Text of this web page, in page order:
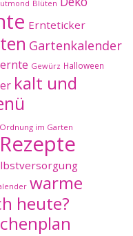
Blüten
Ernteticker
Gartenkalender
Gewürz Halloween
kalt und
Ordnung im Garten
Rezepte
warme
heute?